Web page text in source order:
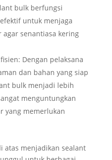
bulk berfungsi
untuk menjaga
senantiasa kering
Dengan pelaksana
dan bahan yang siap
bulk menjadi lebih
menguntungkan
yang memerlukan
atas menjadikan sealant